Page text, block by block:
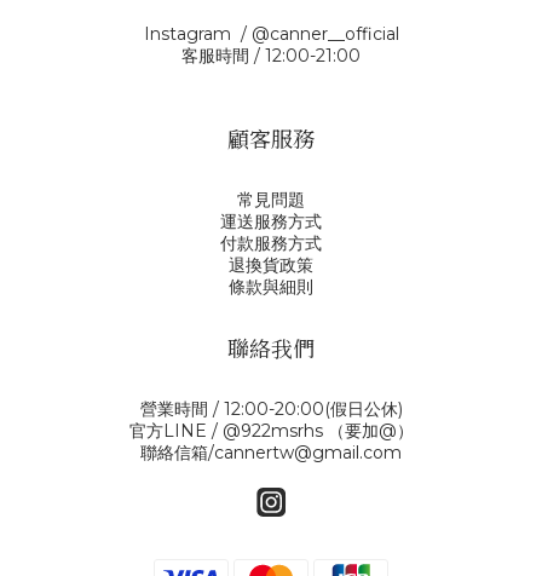
Instagram / @canner__official
客服時間 / 12:00-21:00
顧客服務
常見問題
運送服務方式
付款服務方式
退換貨政策
條款與細則
聯絡我們
營業時間 / 12:00-20:00(假日公休)
官方LINE / @922msrhs （要加@）
聯絡信箱/cannertw@gmail.com